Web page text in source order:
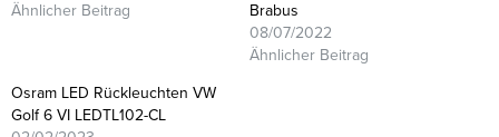
Ähnlicher Beitrag
Brabus
08/07/2022
Ähnlicher Beitrag
Osram LED Rückleuchten VW
Golf 6 VI LEDTL102-CL